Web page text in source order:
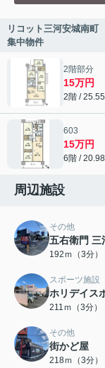
リコット三河安城南
集中物件
2階部分
15万円
2階 /
603
15万円
6階 /
周辺施設
その他
五右衛門 三
192ｍ（3分）
スポーツ施設
ホリデイス
211ｍ（3分）
その他
街かど屋
218ｍ（3分）